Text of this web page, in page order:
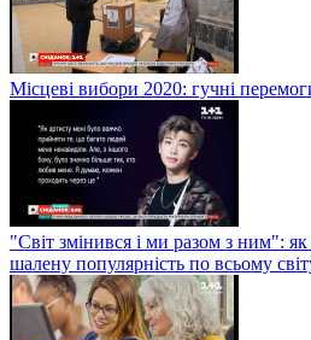
Місцеві вибори 2020: гучні
"Світ змінився і ми разом з ним":
шалену популярність по всьому